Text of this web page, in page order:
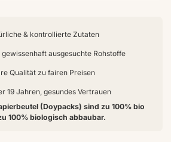
& kontrollierte Zutaten
ausgesuchte Rohstoffe
Qualität zu fairen Preisen
19 Jahren, gesundes Vertrauen
(Doypacks) sind zu 100% bio
100% biologisch abbaubar.